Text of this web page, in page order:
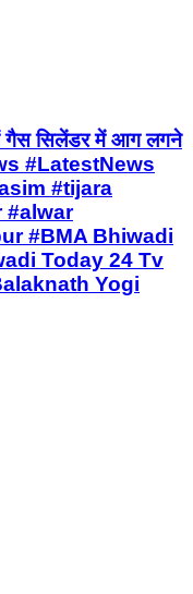
में गैस सिलेंडर में आग लगने
#LatestNews
#tijara
#alwar
#BMA Bhiwadi
Today 24 Tv
Yogi